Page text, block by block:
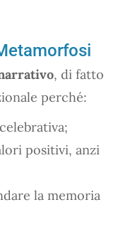
, di fatto
perché:
positivi, anzi
la memoria